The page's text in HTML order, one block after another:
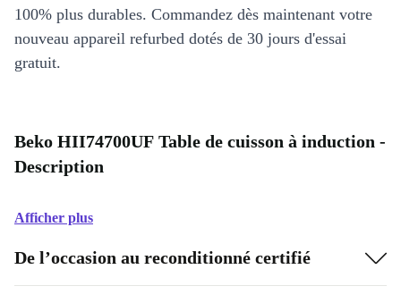
100% plus durables. Commandez dès maintenant votre
nouveau appareil refurbed dotés de 30 jours d'essai
gratuit.
Beko HII74700UF Table de cuisson à induction -
Description
Afficher plus
De l’occasion au reconditionné certifié